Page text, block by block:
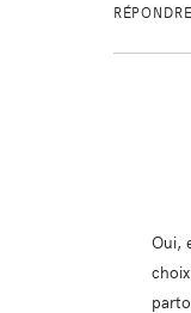
RÉPONDRE
Oui,